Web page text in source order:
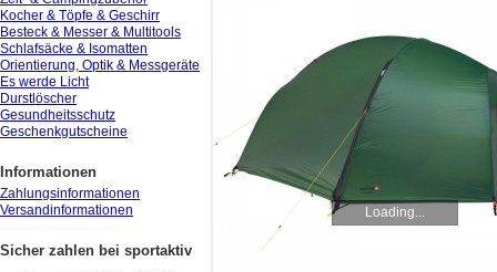
Loading...
Kocher & Töpfe & Geschirr
Besteck & Messer & Multitools
Schlafsäcke & Isomatten
Orientierung, Optik & Messgeräte
Es werde Licht
Durstlöscher
Gesundheitsschutz
Geschenkgutscheine
Informationen
Zahlungsinformationen
Versandinformationen
Sicher zahlen bei sportaktiv